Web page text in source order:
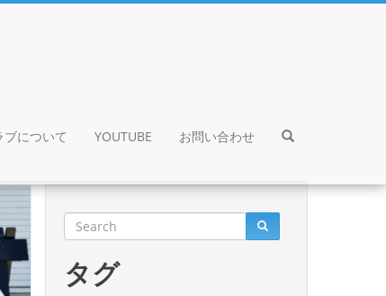
ブについて YOUTUBE お問い合わせ
タグ